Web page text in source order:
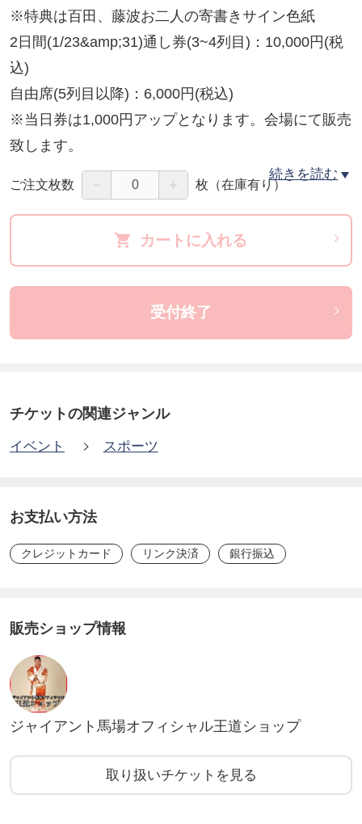
※特典は百田、藤波お二人の寄書きサイン色紙
2日間(1/23&amp;31)通し券(3~4列目)：10,000円(税
込)
自由席(5列目以降)：6,000円(税込)
※当日券は1,000円アップとなります。会場にて販売
致します。
撮影会：当日撮影券(3,000円)ご購入で3Shot撮影
※着席型のトークショーとなります。
定員：先着100名様
参加申込締切：2024年1月23日(火) 00時00分
主催：株式会社H.J.T.Prouduction
【2日間(1/23&amp;31)通し券】ジャイアント馬場没
https://ticket.tsuku2.jp/events-detail/3034222309210
1/23【リングサイド】ジャイアント馬場没25年スペ
0
1/23【自由席】ジャイアント馬場没25年スペシャル
トークショー〜百田光雄×藤波辰爾〜
https://ticket.tsuku2.jp/events-detail/25000232012118
シャルトークショー〜渕正信×川田利明〜
https://ticket.tsuku2.jp/events-detail/1223721001351
続きを読む
ご注文枚数 － ＋ 枚 （在庫有り）
カートに入れる
受付終了
チケットの関連ジャンル
イベント スポーツ
お支払い方法
クレジットカード リンク決済 銀行振込
販売ショップ情報
ジャイアント馬場オフィシャル王道ショップ
取り扱いチケットを見る